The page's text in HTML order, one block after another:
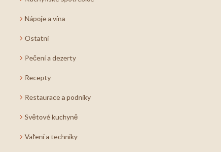
Nápoje a vína
Ostatní
Pečení a dezerty
Recepty
Restaurace a podniky
Světové kuchyně
Vaření a techniky